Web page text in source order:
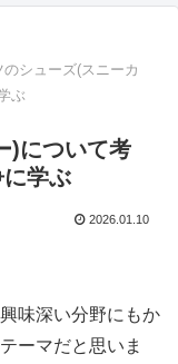
のシューズ(スニーカ
ぶ
)について考
学ぶ
2026.01.10
味深い分野にもか
ーマだと思いま